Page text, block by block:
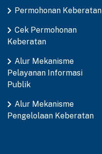
Permohonan Keberatan
Cek Permohonan
Keberatan
Alur Mekanisme
Pelayanan Informasi
Publik
Alur Mekanisme
Pengelolaan Keberatan